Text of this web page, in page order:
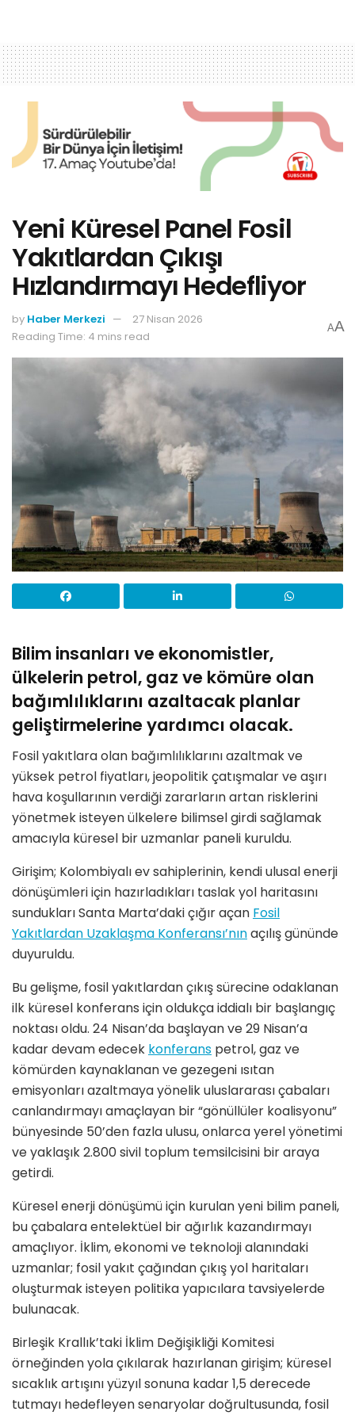
Yeni Küresel Panel Fosil
Yakıtlardan Çıkışı
Hızlandırmayı Hedefliyor
by Haber Merkezi
27 Nisan 2026
Reading Time: 4 mins read
AA
Bilim insanları ve ekonomistler,
ülkelerin petrol, gaz ve kömüre olan
bağımlılıklarını azaltacak planlar
geliştirmelerine yardımcı olacak.
Fosil yakıtlara olan bağımlılıklarını azaltmak ve
yüksek petrol fiyatları, jeopolitik çatışmalar ve aşırı
hava koşullarının verdiği zararların artan risklerini
yönetmek isteyen ülkelere bilimsel girdi sağlamak
amacıyla küresel bir uzmanlar paneli kuruldu.
Girişim; Kolombiyalı ev sahiplerinin, kendi ulusal enerji
dönüşümleri için hazırladıkları taslak yol haritasını
sundukları Santa Marta’daki çığır açan Fosil
Yakıtlardan Uzaklaşma Konferansı’nınaçılış gününde
duyuruldu.
Bu gelişme, fosil yakıtlardan çıkış sürecine odaklanan
ilk küresel konferans için oldukça iddialı bir başlangıç
noktası oldu. 24 Nisan’da başlayan ve 29 Nisan’a
kadar devam edecek konferans petrol, gaz ve
kömürden kaynaklanan ve gezegeni ısıtan
emisyonları azaltmaya yönelik uluslararası çabaları
canlandırmayı amaçlayan bir “gönüllüler koalisyonu”
bünyesinde 50’den fazla ulusu, onlarca yerel yönetimi
ve yaklaşık 2.800 sivil toplum temsilcisini bir araya
getirdi.
Küresel enerji dönüşümü için kurulan yeni bilim paneli,
bu çabalara entelektüel bir ağırlık kazandırmayı
amaçlıyor. İklim, ekonomi ve teknoloji alanındaki
uzmanlar; fosil yakıt çağından çıkış yol haritaları
oluşturmak isteyen politika yapıcılara tavsiyelerde
bulunacak.
Birleşik Krallık’taki İklim Değişikliği Komitesi
örneğinden yola çıkılarak hazırlanan girişim; küresel
sıcaklık artışını yüzyıl sonuna kadar 1,5 derecede
tutmayı hedefleyen senaryolar doğrultusunda, fosil